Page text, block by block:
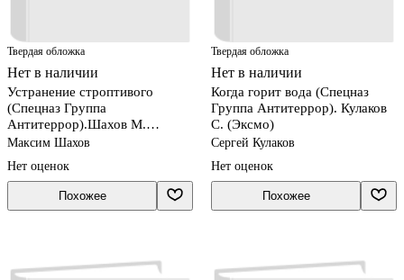
Твердая обложка
Нет в наличии
Устранение строптивого
(Спецназ Группа
Антитеррор).Шахов М.
(Эксмо)
Максим Шахов
Нет оценок
Похожее
Твердая обложка
Нет в наличии
Когда горит вода (Спецназ
Группа Антитеррор). Кулаков
С. (Эксмо)
Сергей Кулаков
Нет оценок
Похожее